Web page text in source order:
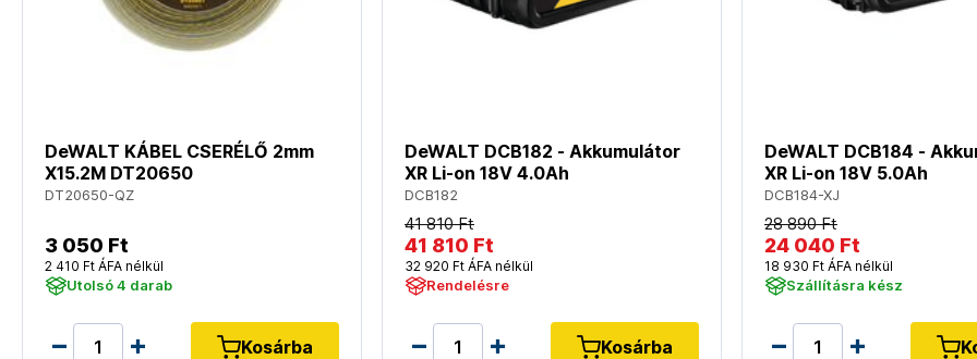
DeWALT KÁBEL CSERÉLŐ 2mm
X15.2M DT20650
DT20650-QZ
3 050 Ft
2 410 Ft ÁFA nélkül
Utolsó 4 darab
Kosárba
DeWALT DCB182 - Akkumulátor
XR Li-on 18V 4.0Ah
DCB182
41 810 Ft
41 810 Ft
32 920 Ft ÁFA nélkül
Rendelésre
Kosárba
DeWALT DCB184 -
XR Li-on 18V 5.0Ah
DCB184-XJ
28 890 Ft
24 040 Ft
18 930 Ft ÁFA nélkül
Szállításra kész